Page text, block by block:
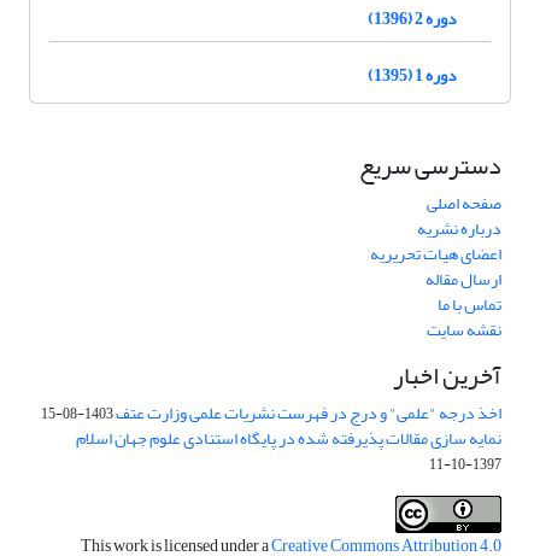
دوره 2 (1396)
دوره 1 (1395)
دسترسی سریع
صفحه اصلی
درباره نشریه
اعضای هیات تحریریه
ارسال مقاله
تماس با ما
نقشه سایت
آخرین اخبار
اخذ درجه "علمی" و درج در فهرست نشریات علمی وزارت عتف1403-08-15
نمایه سازی مقالات پذیرفته شده در پایگاه استنادی علوم جهان اسلام
1397-10-11
This work is licensed under aCreative Commons Attribution 4.0